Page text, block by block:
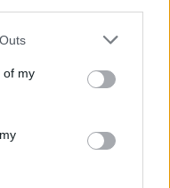
one or more Google
You may click to
its third-party tags to
in below Google
of my